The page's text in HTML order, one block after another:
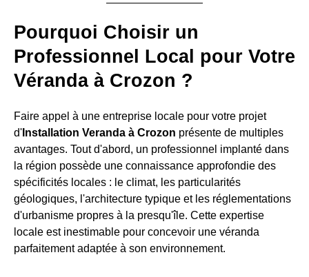
Pourquoi Choisir un
Professionnel Local pour Votre
Véranda à Crozon ?
Faire appel à une entreprise locale pour votre projet
d' Installation Veranda à Crozon présente de multiples
avantages. Tout d'abord, un professionnel implanté dans
la région possède une connaissance approfondie des
spécificités locales : le climat, les particularités
géologiques, l'architecture typique et les réglementations
d'urbanisme propres à la presqu'île. Cette expertise
locale est inestimable pour concevoir une véranda
parfaitement adaptée à son environnement.